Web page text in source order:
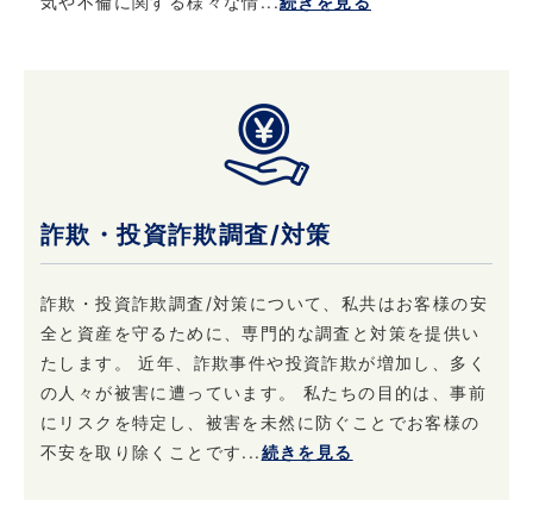
詐欺・投資詐欺調査/対策
詐欺・投資詐欺調査/対策について、私共はお客様の安
全と資産を守るために、専門的な調査と対策を提供い
たします。 近年、詐欺事件や投資詐欺が増加し、多く
の人々が被害に遭っています。 私たちの目的は、事前
にリスクを特定し、被害を未然に防ぐことでお客様の
不安を取り除くことです...続きを見る